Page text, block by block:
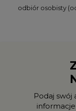
odbiór osobisty
Podaj swój